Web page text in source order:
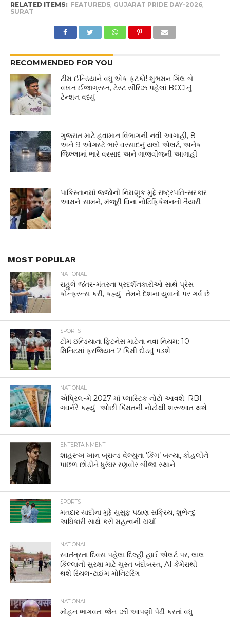
RELATED ITEMS: FEATURED5, GUJARAT PRIDE DAY-2026,
SURAT
RECOMMENDED FOR YOU
ટીમ ઈન્ડિયાને વધુ એક ફટકો! શુભમન ગિલ બે
વખત ઈજાગ્રસ્ત, ટેસ્ટ સીરિઝ પહેલાં BCCIનું
ટેન્શન વધ્યું
ગુજરાત માટે હવામાન વિભાગની નવી આગાહી, 8
અને 9 ઓગસ્ટે ભારે વરસાદનું યલો એલર્ટ, અનેક
જિલ્લામાં ભારે વરસાદ અને ગાજવીજની આગાહી
પાકિસ્તાનમાં જજોની નિમણૂક મુદ્દે રાષ્ટ્રપતિ-સરકાર
આમને-સામને, મંજૂરી વિના નોટિફિકેશનની તૈયારી
MOST POPULAR
NATIONAL
રાહુલે જંતર-મંતરના પ્રદર્શનકારીઓ સાથે પ્રેસ
કોન્ફરન્સ કરી, કહ્યું- તેમને દેશના યુવાનો પર ગર્વ છે
SPORTS
ટીમ ઇન્ડિયાના ફિટનેસ માટેના નવા નિયમ: 10
મિનિટમાં ફરજિયાત 2 કિમી દોડવું પડશે
NATIONAL
એપ્રિલ-મે 2027 માં પ્લાસ્ટિક નોટો આવશે: RBI
ગવર્નરે કહ્યું- ઓછી કિંમતની નોટોથી શરૂઆત થશે
ENTERTAINMENT
શાહરૂખ ખાન બ્રાન્ડ વેલ્યુના ‘કિંગ’ બન્યા, કોહલીને
પાછળ છોડીને ધુરંધર રણવીર બીજા સ્થાને
SPORTS
મતદાર યાદીના મુદ્દે યુસુફ પઠાણ સક્રિય, શુભેન્દુ
અધિકારી સાથે કરી મહત્વની ચર્ચા
NATIONAL
સ્વતંત્રતા દિવસ પહેલા દિલ્હી હાઈ એલર્ટ પર, લાલ
કિલ્લાની સુરક્ષા માટે ચુસ્ત બંદોબસ્ત, AI કેમેરાથી
થશે રિયલ-ટાઈમ મોનિટરિંગ
NATIONAL
મોહન ભાગવત: જેન-ઝી આપણી પેઢી કરતાં વધુ